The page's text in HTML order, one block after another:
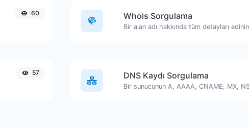
60 Whois Sorgulama
Bir alan adı hakkında tüm detayları
57 DNS Kaydı Sorgulama